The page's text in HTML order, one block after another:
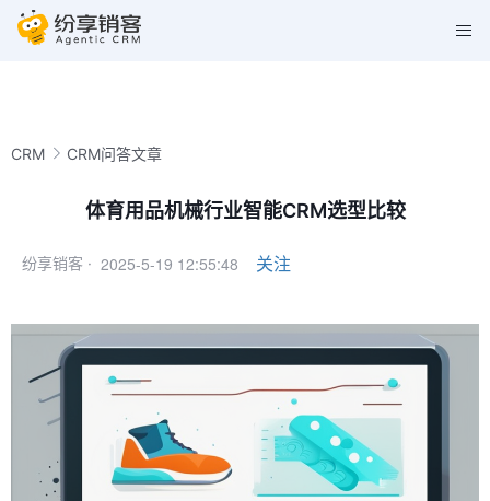
CRM CRM问答文章
体育用品机械行业智能CRM选型比较
纷享销客 · 2025-5-19 12:55:48 关注